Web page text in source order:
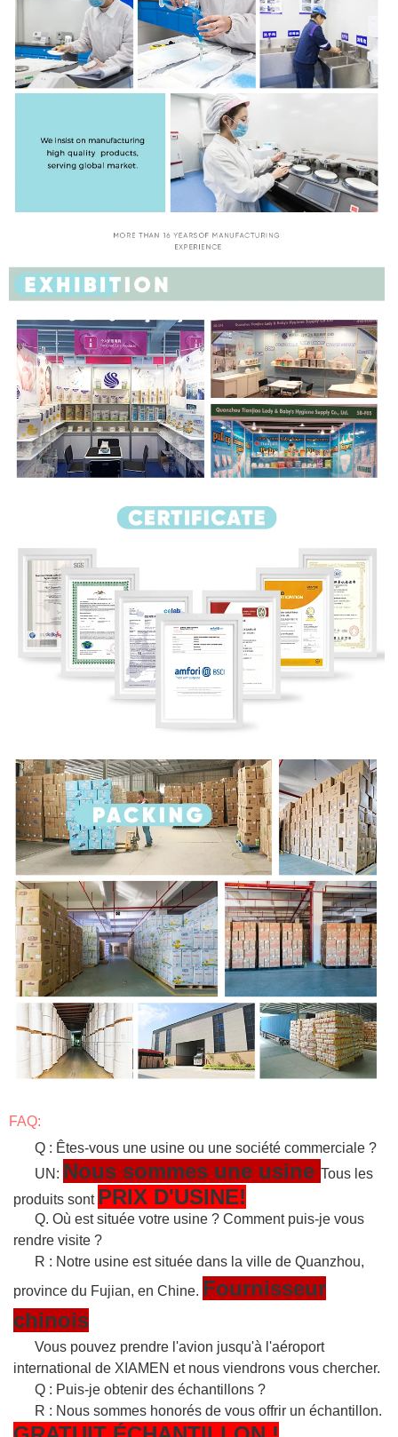
FAQ:
Q : Êtes-vous une usine ou une société commerciale ?
UN: Nous sommes une usine Tous les
produits sont PRIX D'USINE!
Q. Où est située votre usine ? Comment puis-je vous
rendre visite ?
R : Notre usine est située dans la ville de Quanzhou,
province du Fujian, en Chine. Fournisseur
chinois
Vous pouvez prendre l'avion jusqu'à l'aéroport
international de XIAMEN et nous viendrons vous chercher.
Q : Puis-je obtenir des échantillons ?
R : Nous sommes honorés de vous offrir un échantillon.